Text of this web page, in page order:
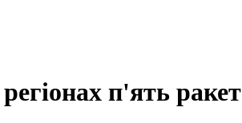
п'ять ракет